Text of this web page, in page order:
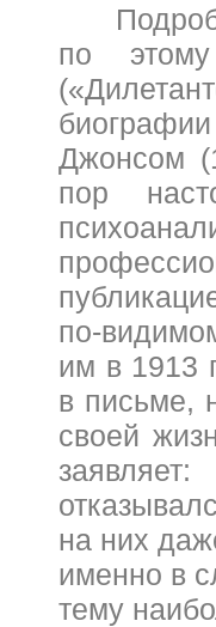
по
Джонсом
пор
по-
им в 1913
в письме,
своей
на них
именно в
тему